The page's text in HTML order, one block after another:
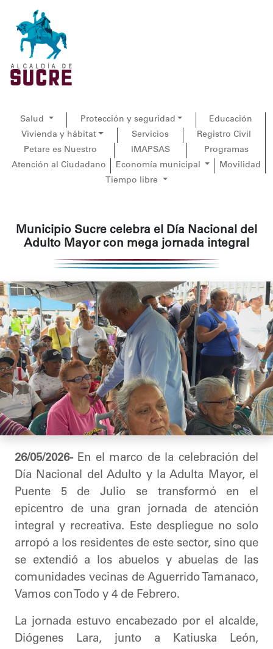
Salud Protección y seguridad
Educación
Vivienda y hábitat
Servicios
Registro Civil
Petare es Nuestro
IMAPSAS
Programas
Atención al Ciudadano
Economía municipal
Movilidad
Tiempo libre
Municipio Sucre celebra el Día Nacional del
Adulto Mayor con mega jornada integral
26/05/2026-En el marco de la celebración del
Día Nacional del Adulto y la Adulta Mayor, el
Puente 5 de Julio se transformó en el
epicentro de una gran jornada de atención
integral y recreativa. Este despliegue no solo
arropó a los residentes de este sector, sino que
se extendió a los abuelos y abuelas de las
comunidades vecinas de Aguerrido Tamanaco,
Vamos con Todo y 4 de Febrero.
La jornada estuvo encabezado por el alcalde,
Diógenes Lara, junto a Katiuska León,